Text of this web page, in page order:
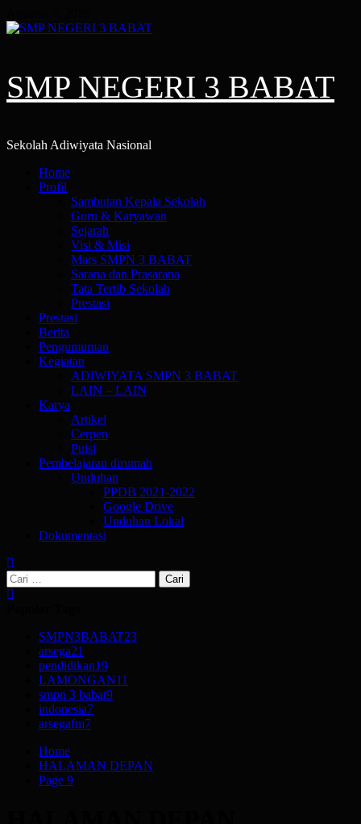
to
SMP NEGERI 3 BABAT
Sekolah Adiwiyata Nasional
PrimaryHome
Profil
Sambutan Kepala Sekolah
Guru & Karyawan
Sejarah
Visi & Misi
Mars SMPN 3 BABAT
Sarana dan Prasarana
Tata Tertib Sekolah
Prestasi
Prestasi
Berita
Pengumuman
Kegiatan
ADIWIYATA SMPN 3 BABAT
LAIN – LAIN
Karya
Artikel
Cerpen
Puisi
Pembelajaran dirumah
Unduhan
PPDB 2021-2022
Google Drive
Unduhan Lokal
Dokumentasi
Cari
untuk:
SMPN3BABAT23
arsega21
pendidikan19
LAMONGAN11
smpn 3 babat9
indonesia7
arsegafm7
Home
HALAMAN DEPAN
Page 9